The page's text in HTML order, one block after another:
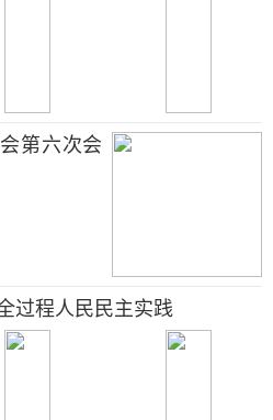
第六次会
过程人民民主实践